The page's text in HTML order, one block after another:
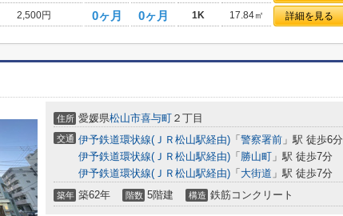
2,500円 0ヶ月 0ヶ月 1K 17.84㎡ 詳細を見る
住所 愛媛県松山市喜与町 ２丁目
交通 伊予鉄道環状線(ＪＲ松山駅経由) 「 警察署前 」駅 徒歩6分
伊予鉄道環状線(ＪＲ松山駅経由) 「 勝山町 」駅 徒歩7分
伊予鉄道環状線(ＪＲ松山駅経由) 「 大街道 」駅 徒歩7分
築年 築62年 階数 5階建 構造 鉄筋コンクリート